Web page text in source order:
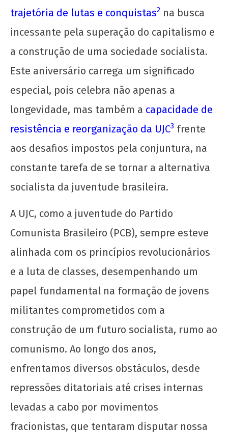
NOW VIEWING
UJC 97 Anos: Ousar Lutar, Ousar Vencer!
1 de
de
2024
CN
UJC
Manifesto de Lançamento da Campanha
Nacional: “1 Real por Cuba”
1 de
agosto
de
2024
UJC
trajetória de lutas e conquistas2 na busca
incessante pela superação do capitalismo e
a construção de uma sociedade socialista.
Este aniversário carrega um significado
especial, pois celebra não apenas a
longevidade, mas também a capacidade de
resistência e reorganização da UJC3 frente
aos desafios impostos pela conjuntura, na
constante tarefa de se tornar a alternativa
socialista da juventude brasileira.
A UJC, como a juventude do Partido
Comunista Brasileiro (PCB), sempre esteve
alinhada com os princípios revolucionários
e a luta de classes, desempenhando um
papel fundamental na formação de jovens
militantes comprometidos com a
construção de um futuro socialista, rumo ao
comunismo. Ao longo dos anos,
enfrentamos diversos obstáculos, desde
repressões ditatoriais até crises internas
levadas a cabo por movimentos
fracionistas, que tentaram disputar nossa